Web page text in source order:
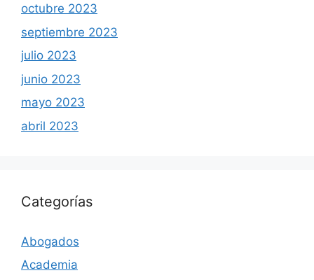
octubre 2023
septiembre 2023
julio 2023
junio 2023
mayo 2023
abril 2023
Categorías
Abogados
Academia